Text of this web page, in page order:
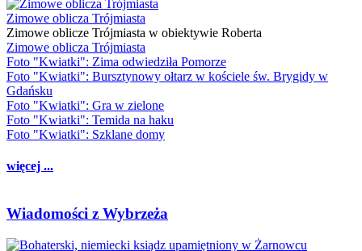
Zimowe oblicza Trójmiasta
Zimowe oblicze Trójmiasta w obiektywie Roberta
Zimowe oblicza Trójmiasta
Foto "Kwiatki": Zima odwiedziła Pomorze
Foto "Kwiatki": Bursztynowy ołtarz w kościele św. Brygidy w
Gdańsku
Foto "Kwiatki": Gra w zielone
Foto "Kwiatki": Temida na haku
Foto "Kwiatki": Szklane domy
więcej ...
Wiadomości z Wybrzeża